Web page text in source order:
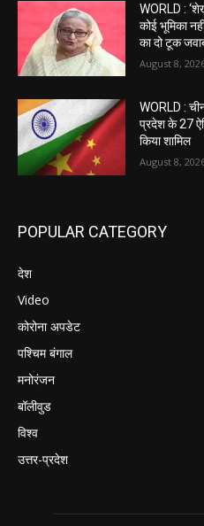
WORLD :
कोई भूमिका
का दो टूक
August 8,
WORLD :
प्रदेश के 27
किया शामिल
August 8,
POPULAR CATEGORY
देश
Video
कोरोना अपडेट
पश्चिम बंगाल
मनोरंजन
बॉलीवुड
विश्व
उत्तर-प्रदेश